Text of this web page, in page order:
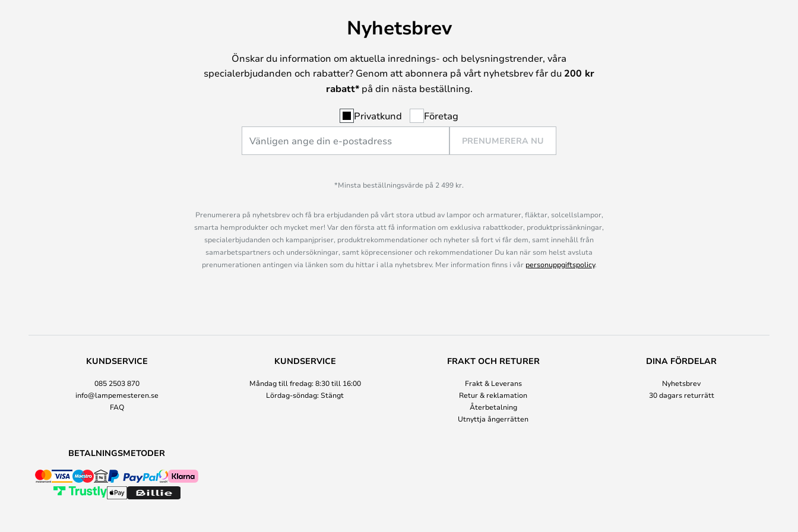
klassiska och enkla färger ger lång " visual- liv" eftersom de inte är
Nyhetsbrev
Önskar du information om aktuella inrednings- och belysningstrender, våra
specialerbjudanden och rabatter? Genom att abonnera på vårt nyhetsbrev får du 200 kr
rabatt*på din nästa beställning.
Privatkund Företag
PRENUMERERA NU
*Minsta beställningsvärde på 2 499 kr.
Prenumerera på nyhetsbrev och få bra erbjudanden på vårt stora utbud av lampor och armaturer, fläktar, solcellslampor,
smarta hemprodukter och mycket mer! Var den första att få information om exklusiva rabattkoder, produktprissänkningar,
specialerbjudanden och kampanjpriser, produktrekommendationer och nyheter så fort vi får dem, samt innehåll från
samarbetspartners och undersökningar, samt köprecensioner och rekommendationer Du kan när som helst avsluta
prenumerationen antingen via länken som du hittar i alla nyhetsbrev. Mer information finns i vår personuppgiftspolicy.
KUNDSERVICE
085 2503 870
info@lampemesteren.se
FAQ
KUNDSERVICE
Måndag till fredag: 8:30 till 16:00
Lördag-söndag: Stängt
FRAKT OCH RETURER
Frakt & Leverans
Retur & reklamation
Återbetalning
Utnyttja ångerrätten
DINA FÖRDELAR
Nyhetsbrev
30 dagars returrätt
BETALNINGSMETODER